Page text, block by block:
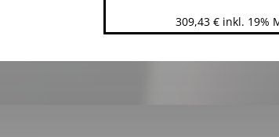
309,43 € inkl. 19%